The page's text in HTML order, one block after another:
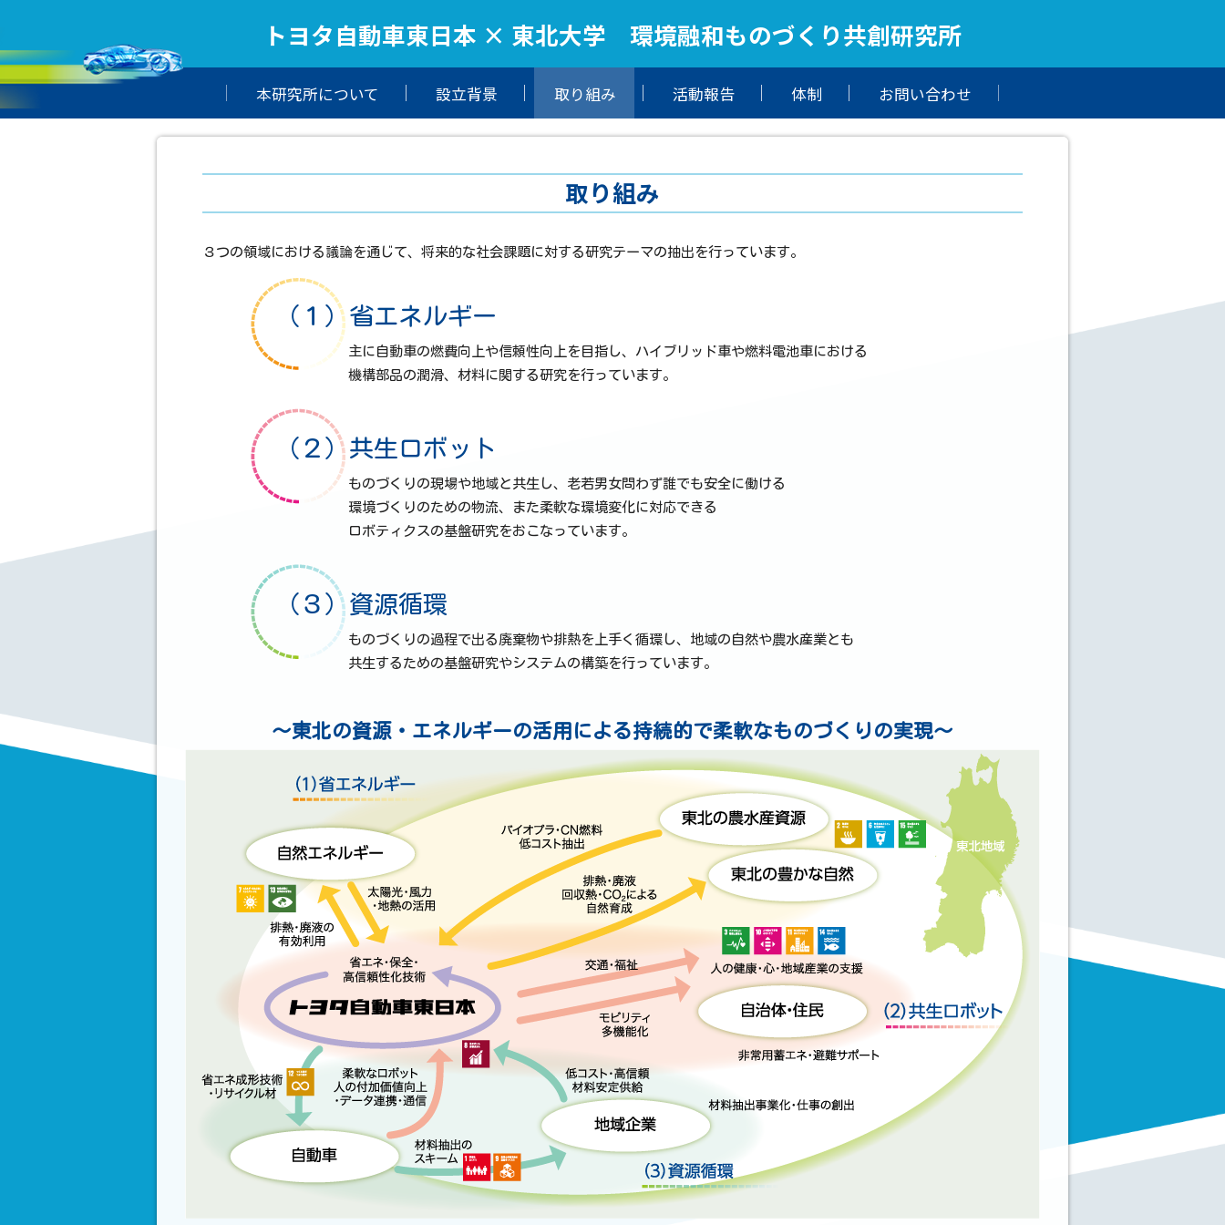
トヨタ自動車東日本 × 東北大学 環境融和ものづくり共創研究所
本研究所について 設立背景 取り組み 活動報告 体制 お問い合わせ
取り組み
３つの領域における議論を通じて、将来的な社会課題に対する研究テーマの抽出を行っています。
（１）省エネルギー
主に自動車の燃費向上や信頼性向上を目指し、ハイブリッド車や燃料電池車における
機構部品の潤滑、材料に関する研究を行っています。
（２）共生ロボット
ものづくりの現場や地域と共生し、老若男女問わず誰でも安全に働ける
環境づくりのための物流、また柔軟な環境変化に対応できる
ロボティクスの基盤研究をおこなっています。
（３）資源循環
ものづくりの過程で出る廃棄物や排熱を上手く循環し、地域の自然や農水産業とも
共生するための基盤研究やシステムの構築を行っています。
～東北の資源・エネルギーの活用による持続的で柔軟なものづくりの実現～